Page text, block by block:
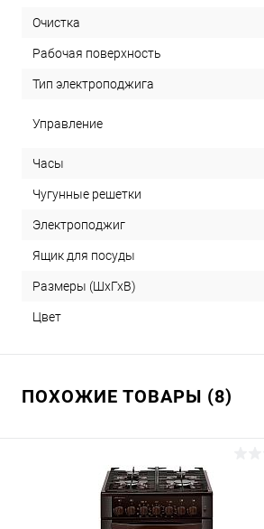
Очистка
Рабочая поверхность
Тип электроподжига
Управление
Часы
Чугунные решетки
Электроподжиг
Ящик для посуды
Размеры (ШхГхВ)
Цвет
ПОХОЖИЕ ТОВАРЫ (8)